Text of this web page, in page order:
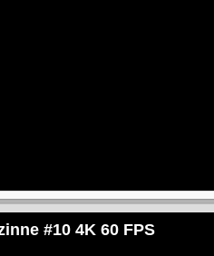
#10 4K 60 FPS